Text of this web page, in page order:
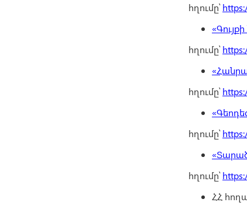
հղումը՝
հղումը՝
հղումը՝
հղումը՝
հղումը՝
ՀՀ